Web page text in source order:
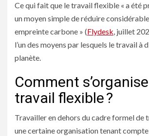
Ce qui fait que le travail flexible « a été
un moyen simple de réduire
empreinte carbone » (Flydesk, juillet
l’un des moyens par lesquels le travail à
planète.
Comment
travail flexible ?
Travailler en dehors du cadre formel de
une certaine organisation tenant compte